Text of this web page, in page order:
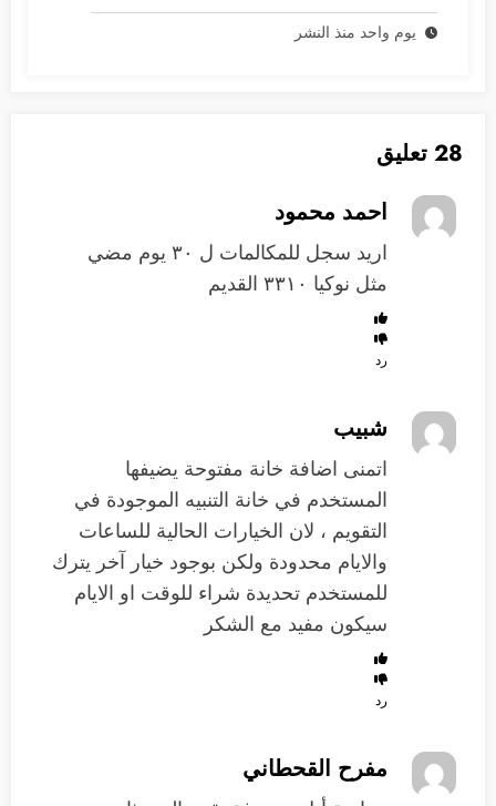
يوم واحد منذ النشر
28 تعليق
احمد محمود
اريد سجل للمكالمات ل ٣٠ يوم مضي
مثل نوكيا ٣٣١٠ القديم
رد
شبيب
اتمنى اضافة خانة مفتوحة يضيفها
المستخدم في خانة التنبيه الموجودة في
التقويم ، لان الخيارات الحالية للساعات
والايام محدودة ولكن بوجود خيار آخر يترك
للمستخدم تحديدة شراء للوقت او الايام
سيكون مفيد مع الشكر
رد
مفرح القحطاني